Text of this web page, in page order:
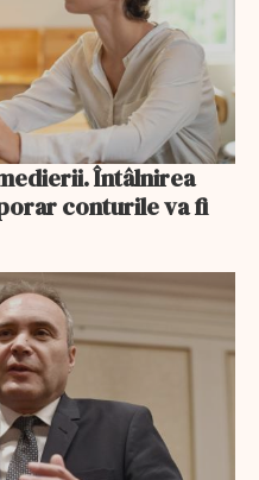
Întâlnirea
conturile va fi